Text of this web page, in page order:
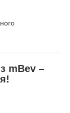
mBev –